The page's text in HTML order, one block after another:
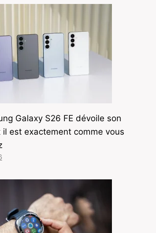
Galaxy S26 FE dévoile son
il est exactement comme vous